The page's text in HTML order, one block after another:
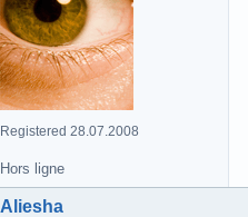
Registered 28.07.2008
Hors ligne
Aliesha